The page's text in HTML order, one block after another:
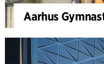
Aarhus